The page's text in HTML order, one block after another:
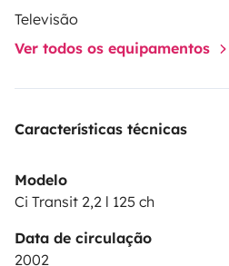
Televisão
Ver todos os equipamentos
Características técnicas
Modelo
Ci Transit 2,2 l 125 ch
Data de circulação
2002